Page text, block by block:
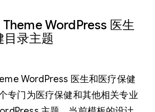
WordPress 医生
目录主题
WordPress 医生和医疗保健
专门为医疗保健和其他相关专业